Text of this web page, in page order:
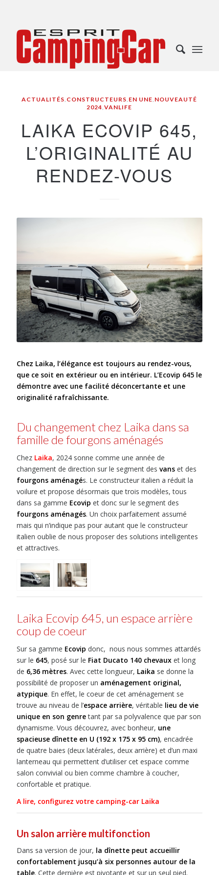
ACTUALITÉS, CONSTRUCTEURS, EN UNE, NOUVEAUTÉ
2024,VANLIFE
LAIKA ECOVIP 645,
L’ORIGINALITÉ AU
RENDEZ-VOUS
Chez Laika, l’élégance est toujours au rendez-vous,
que ce soit en extérieur ou en intérieur. L’Ecovip 645 le
démontre avec une facilité déconcertante et une
originalité rafraîchissante.
Du changement chez Laika dans sa
famille de fourgons aménagés
Chez Laika, 2024 sonne comme une année de
changement de direction sur le segment des vanset des
fourgons aménagés. Le constructeur italien a réduit la
voilure et propose désormais que trois modèles, tous
dans sa gamme Ecovip et donc sur le segment des
fourgons aménagés. Un choix parfaitement assumé
mais qui n’indique pas pour autant que le constructeur
italien oublie de nous proposer des solutions intelligentes
et attractives.
Laika Ecovip 645, un espace arrière
coup de coeur
Sur sa gamme Ecovip donc, nous nous sommes attardés
sur le 645, posé sur le Fiat Ducato 140 chevauxet long
de 6,36 mètres. Avec cette longueur, Laika se donne la
possibilité de proposer un aménagement original,
atypique. En effet, le coeur de cet aménagement se
trouve au niveau de l’espace arrière, véritable lieu de vie
unique en son genretant par sa polyvalence que par son
dynamisme. Vous découvrez, avec bonheur, une
spacieuse dînette en U (192 x 175 x 95 cm), encadrée
de quatre baies (deux latérales, deux arrière) et d’un maxi
lanterneau qui permettent d’utiliser cet espace comme
salon convivial ou bien comme chambre à coucher,
confortable et pratique.
A lire, configurez votre camping-car Laika
Un salon arrière multifonction
Dans sa version de jour, la dînette peut accueillir
confortablement jusqu’à six personnes autour de la
table. Cette dernière est pivotante et sur un seul pied.